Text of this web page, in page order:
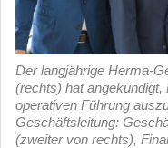
Der langjährige Herma-
(rechts) hat
operativen Führung
Geschäftsleitung:
(zweiter von rechts),